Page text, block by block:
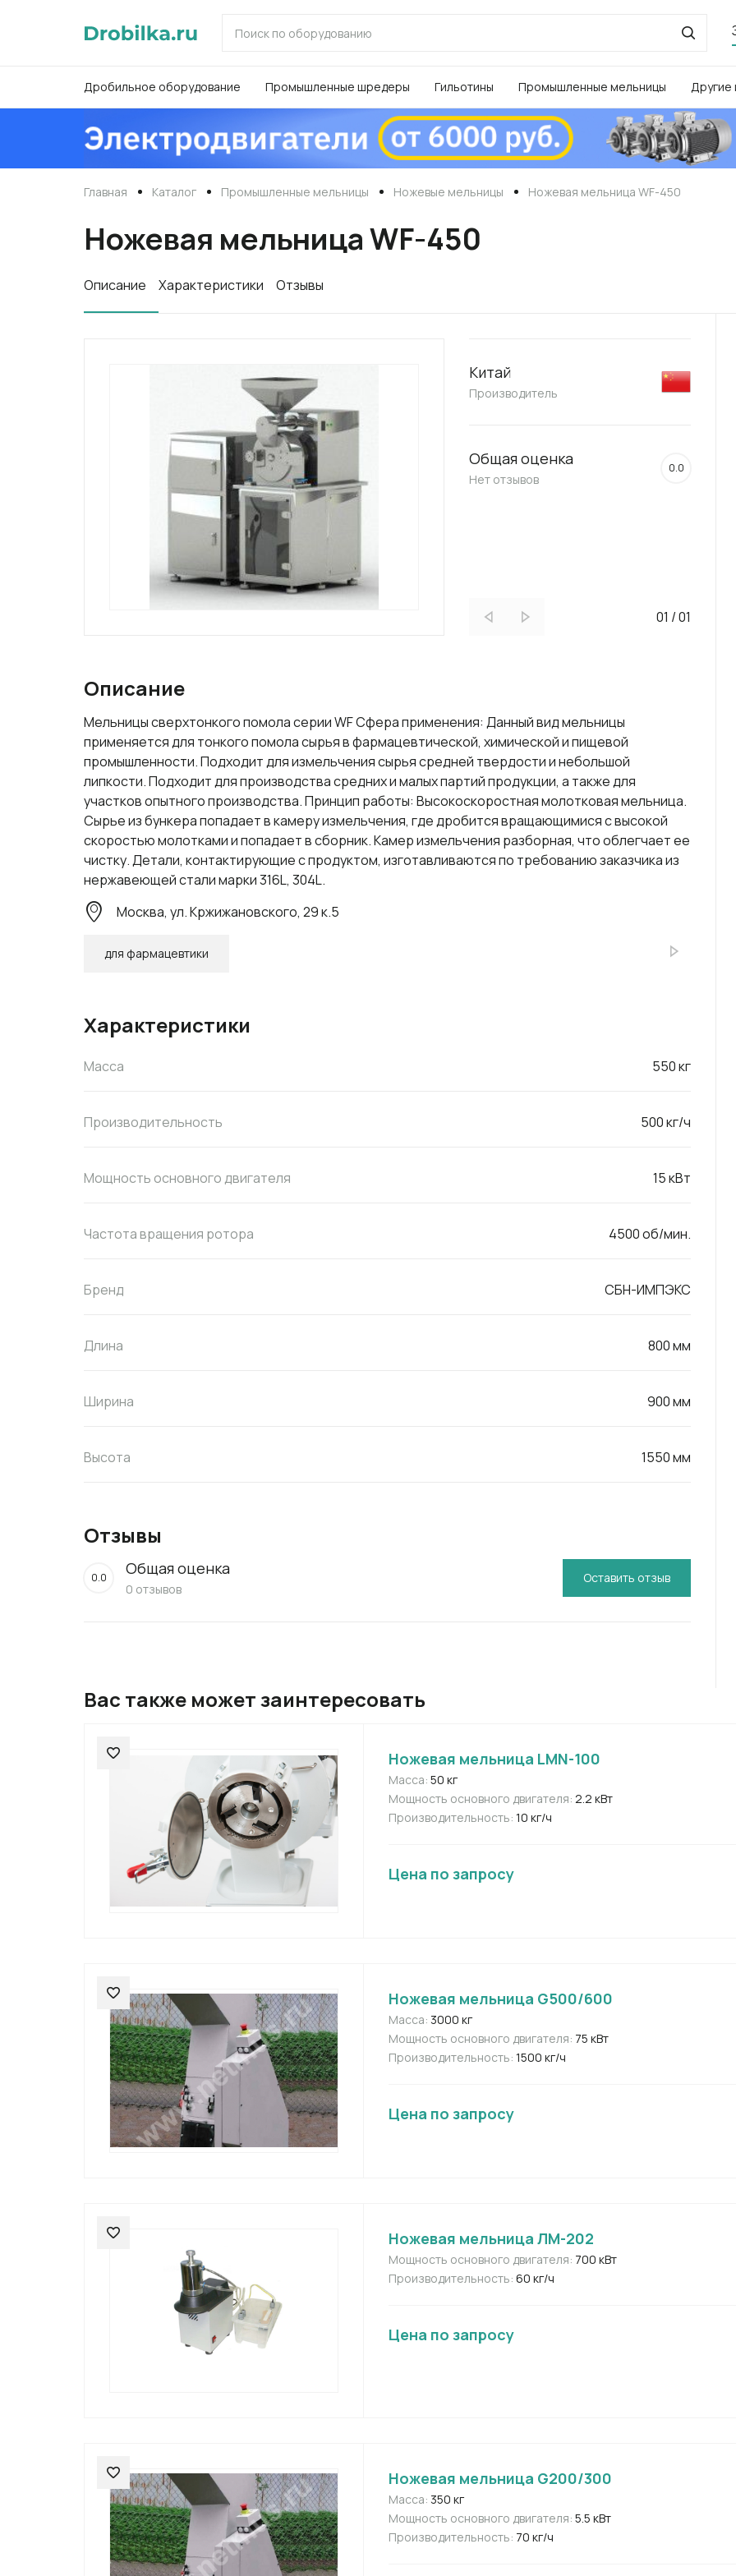
Дробильное оборудование Промышленные шредеры Гильотины Промышленные мельницы Другие
Главная Каталог Промышленные мельницы Ножевые мельницы Ножевая мельница WF-450
Ножевая мельница WF-450
Описание Характеристики Отзывы
Китай
Производитель
Общая оценка
Нет отзывов
0.0
01 /01
Описание
Мельницы сверхтонкого помола серии WF Сфера применения: Данный вид мельницы
применяется для тонкого помола сырья в фармацевтической, химической и пищевой
промышленности. Подходит для измельчения сырья средней твердости и небольшой
липкости. Подходит для производства средних и малых партий продукции, а также для
участков опытного производства. Принцип работы: Высокоскоростная молотковая мельница.
Сырье из бункера попадает в камеру измельчения, где дробится вращающимися с высокой
скоростью молотками и попадает в сборник. Камер измельчения разборная, что облегчает ее
чистку. Детали, контактирующие с продуктом, изготавливаются по требованию заказчика из
нержавеющей стали марки 316L, 304L.
Москва, ул. Кржижановского, 29 к.5
для фармацевтики
Характеристики
Масса 550 кг
Производительность 500 кг/ч
Мощность основного двигателя 15 кВт
Частота вращения ротора 4500 об/мин.
Бренд СБН-ИМПЭКС
Длина 800 мм
Ширина 900 мм
Высота 1550 мм
Отзывы
0.0 Общая оценка
0 отзывов
Оставить отзыв
Вас также может заинтересовать
Ножевая мельница LMN-100
Масса: 50 кг
Мощность основного двигателя: 2.2 кВт
Производительность: 10 кг/ч
Цена по запросу
Ножевая мельница G500/600
Масса: 3000 кг
Мощность основного двигателя: 75 кВт
Производительность: 1500 кг/ч
Цена по запросу
Ножевая мельница ЛМ-202
Мощность основного двигателя: 700 кВт
Производительность: 60 кг/ч
Цена по запросу
Ножевая мельница G200/300
Масса: 350 кг
Мощность основного двигателя: 5.5 кВт
Производительность: 70 кг/ч